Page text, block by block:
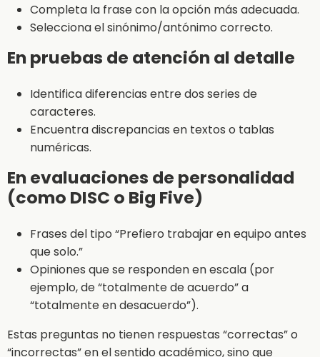
Completa la frase con la opción más adecuada.
Selecciona el sinónimo/antónimo correcto.
En pruebas de atención al detalle
Identifica diferencias entre dos series de
caracteres.
Encuentra discrepancias en textos o tablas
numéricas.
En evaluaciones de personalidad
(como DISC o Big Five)
Frases del tipo “Prefiero trabajar en equipo antes
que solo.”
Opiniones que se responden en escala (por
ejemplo, de “totalmente de acuerdo” a
“totalmente en desacuerdo”).
Estas preguntas no tienen respuestas “correctas” o
“incorrectas” en el sentido académico, sino que